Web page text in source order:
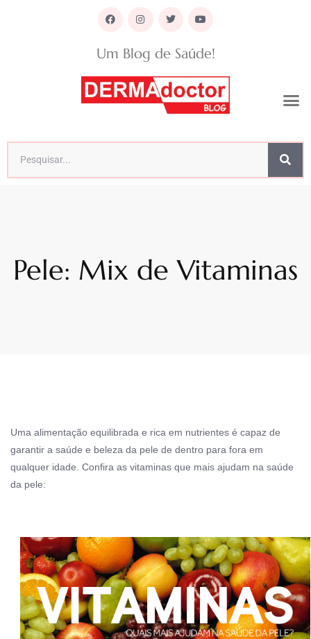
Um Blog de Saúde!
Pele: Mix de Vitaminas
Uma alimentação equilibrada e rica em nutrientes é capaz de
garantir a saúde e beleza da pele de dentro para fora em
qualquer idade. Confira as vitaminas que mais ajudam na saúde
da pele: